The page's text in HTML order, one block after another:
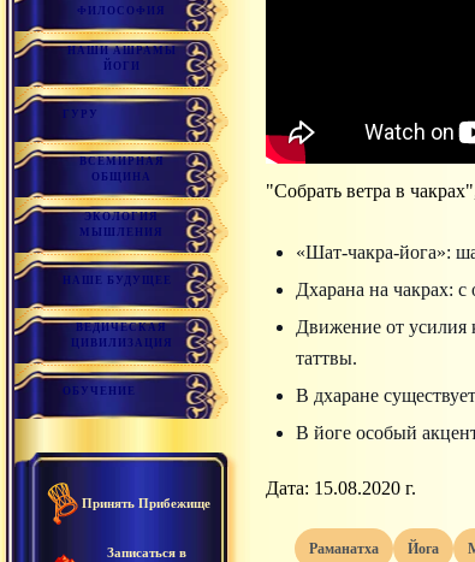
ФИЛОСОФИЯ
НАШИ АШРАМЫ
ЙОГИ
ГУРУ
ВСЕМИРНАЯ
ОБЩИНА
ЭКОЛОГИЯ
МЫШЛЕНИЯ
НАШЕ БУДУЩЕЕ
ВЕДИЧЕСКАЯ
ЦИВИЛИЗАЦИЯ
ОБУЧЕНИЕ
Принять Прибежище
Записаться в
"Собрать ветра в
«Шат-чакра-йога»:
Дхарана на чакрах:
Движение от усилия
таттвы.
В дхаране
В йоге особый
Дата: 15.08.2020 г.
раманатха йога